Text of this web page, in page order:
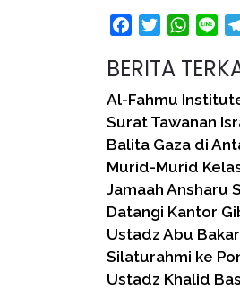
FacebookTwitter
BERITA
Al-Fahmu
Surat Tawanan
Balita Gaza di
Murid-Murid
Jamaah Ansharu
Datangi Kantor
Ustadz Abu
Silaturahmi ke
Ustadz Khalid